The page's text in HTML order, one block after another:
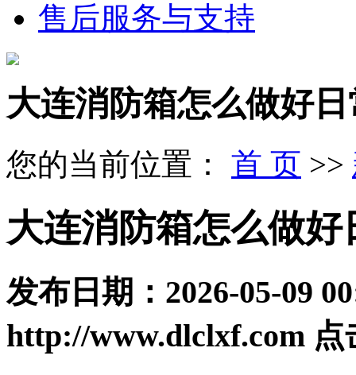
售后服务与支持
大连消防箱怎么做好
您的当前位置： 首 页 >>
大连消防箱怎么做
发布日期： 2026-05-09
http://www.dlclxf.com 点